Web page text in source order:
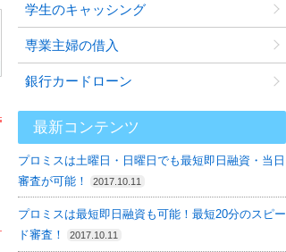
学生のキャッシング
専業主婦の借入
銀行カードローン
最新コンテンツ
プロミスは土曜日・日曜日でも最短即日融資・当日
審査が可能！
2017.10.11
プロミスは最短即日融資も可能！最短20分のスピー
ド審査！
2017.10.11